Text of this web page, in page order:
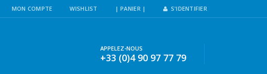
MON COMPTE WISHLIST | PANIER | S'IDENTIFIER
APPELEZ-NOUS
+33 (0)4 90 97 77 79